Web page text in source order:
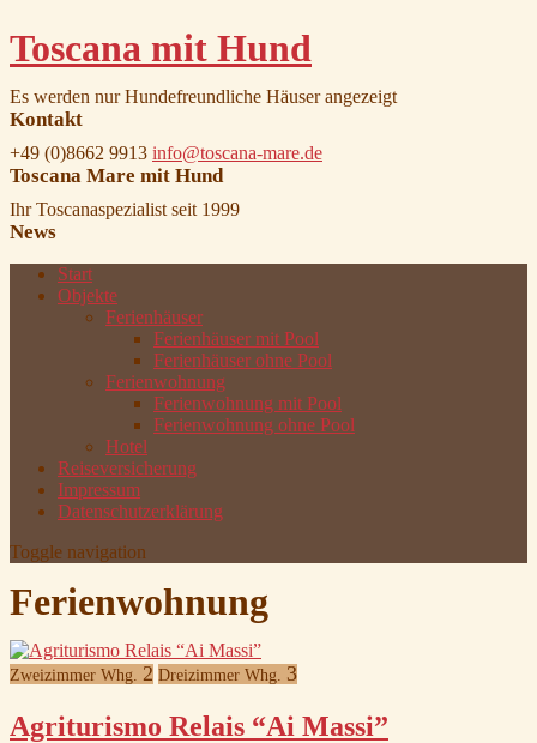
Toscana mit Hund
Es werden nur Hundefreundliche Häuser angezeigt
Kontakt
+49 (0)8662 9913 info@toscana-mare.de
Toscana Mare mit Hund
Ihr Toscanaspezialist seit 1999
News
Start
Objekte
Ferienhäuser
Ferienhäuser mit Pool
Ferienhäuser ohne Pool
Ferienwohnung
Ferienwohnung mit Pool
Ferienwohnung ohne Pool
Hotel
Reiseversicherung
Impressum
Datenschutzerklärung
Toggle navigation
Ferienwohnung
Zweizimmer Whg. 2 Dreizimmer Whg. 3
Agriturismo Relais “Ai Massi”